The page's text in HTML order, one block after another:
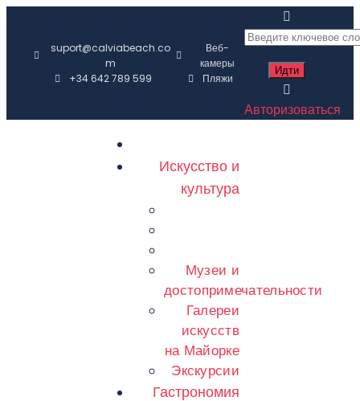
suport@calviabeach.co
m
+34 642 789 599
Веб-
камеры
Пляжи
Авторизоваться
Искусство и
культура
Музеи и
достопримечательности
Галереи
искусств
на Майорке
Экскурсии
Гастрономия